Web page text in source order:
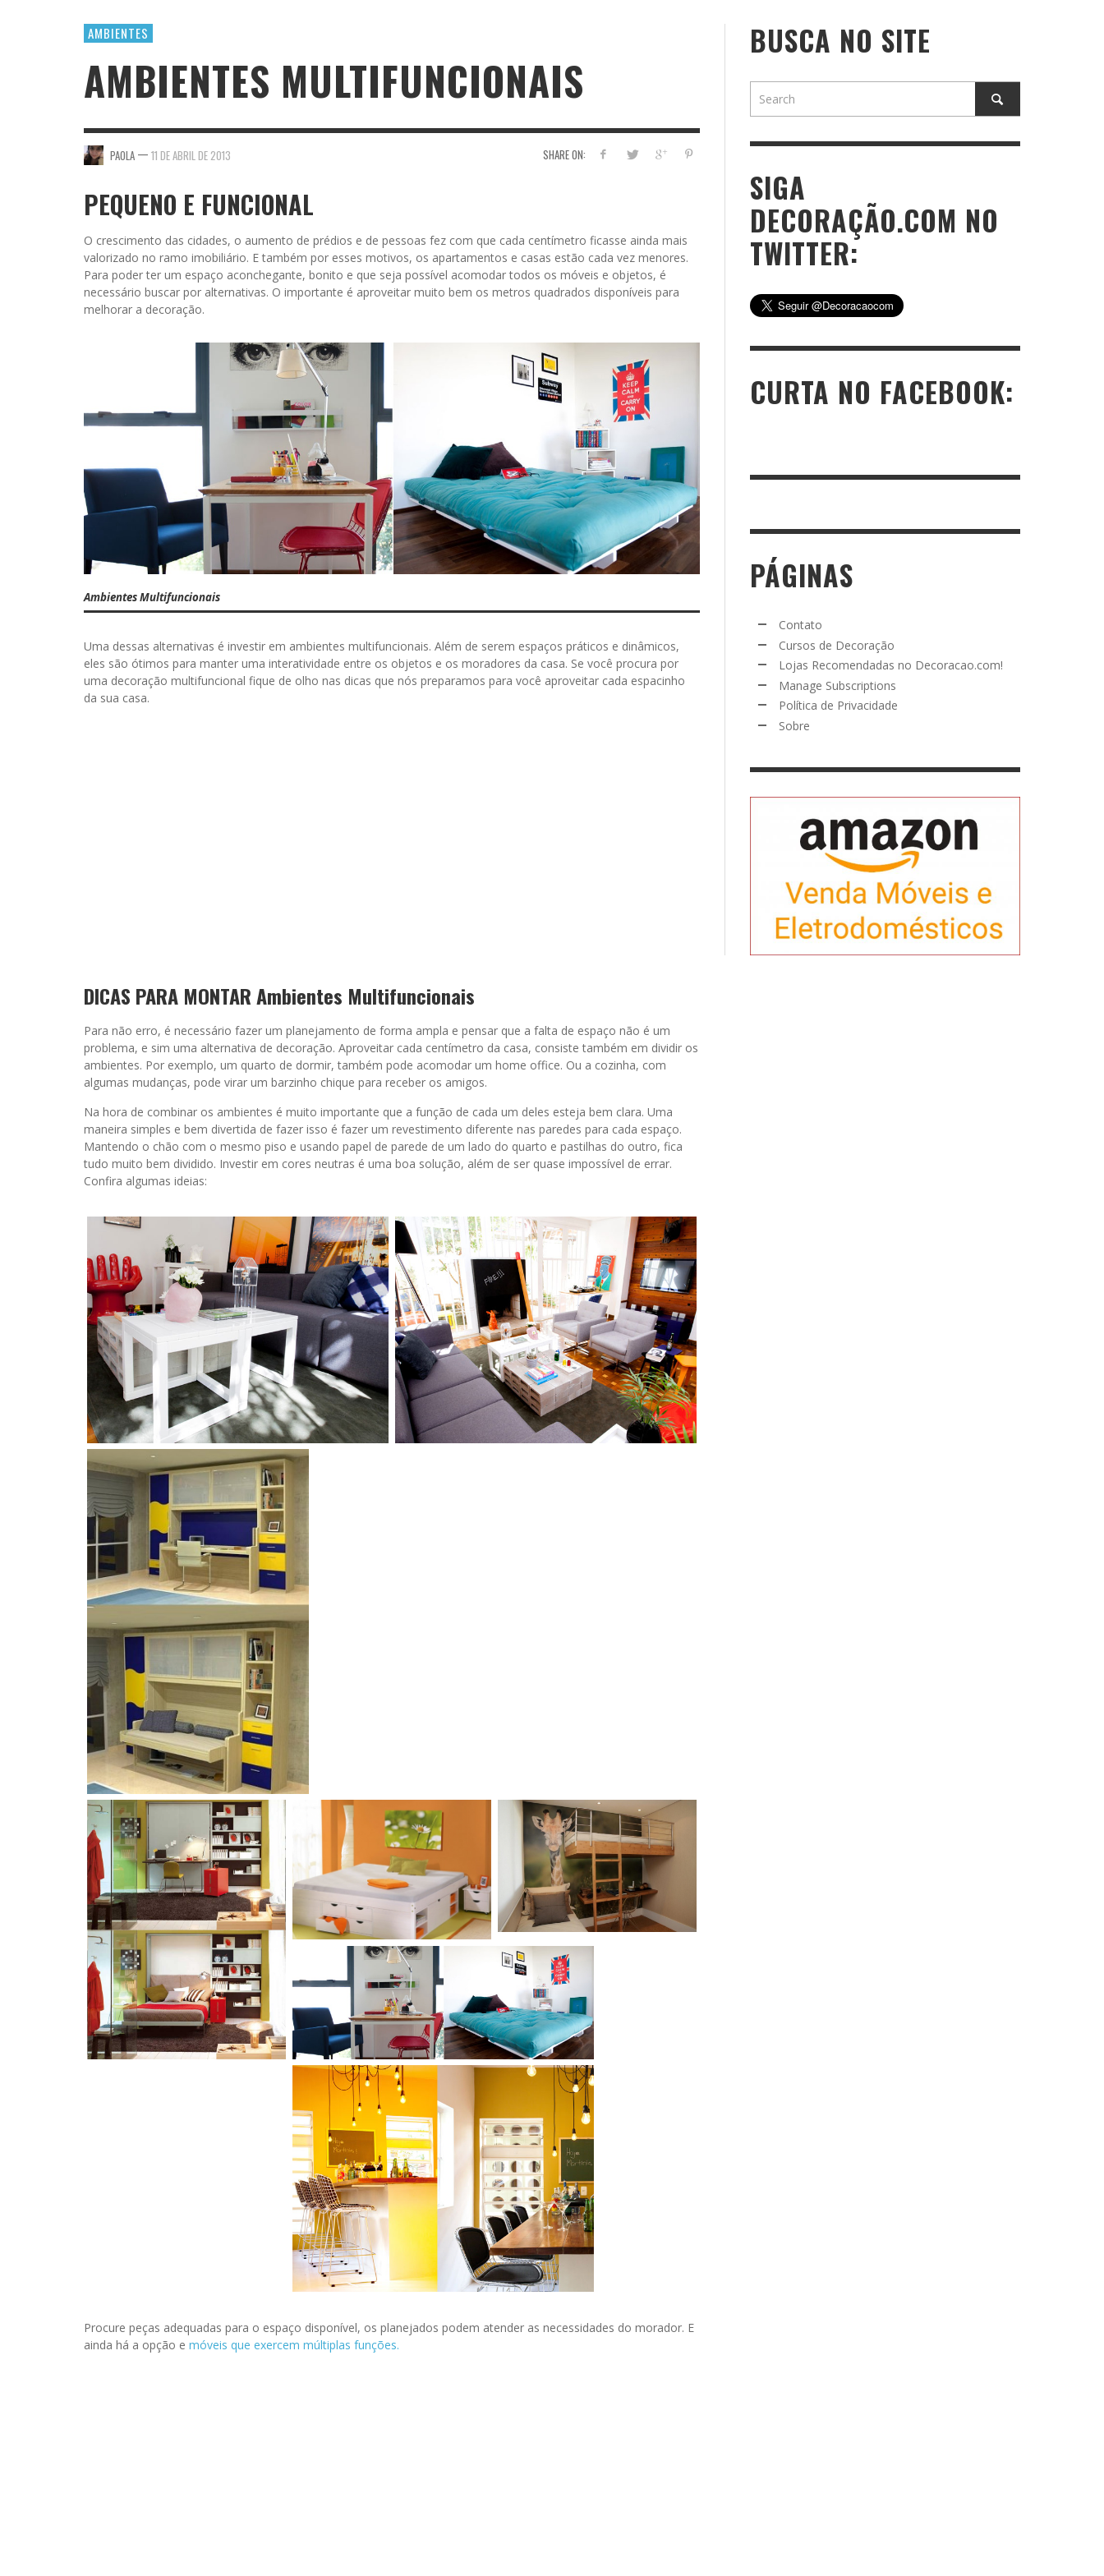
AMBIENTES
AMBIENTES MULTIFUNCIONAIS
SHARE ON:
PAOLA — 11 DE ABRIL DE 2013
PEQUENO E FUNCIONAL
O crescimento das cidades, o aumento de prédios e de pessoas fez com que cada centímetro ficasse ainda mais
valorizado no ramo imobiliário. E também por esses motivos, os apartamentos e casas estão cada vez menores.
Para poder ter um espaço aconchegante, bonito e que seja possível acomodar todos os móveis e objetos, é
necessário buscar por alternativas. O importante é aproveitar muito bem os metros quadrados disponíveis para
melhorar a decoração.
Ambientes Multifuncionais
Uma dessas alternativas é investir em ambientes multifuncionais. Além de serem espaços práticos e dinâmicos,
eles são ótimos para manter uma interatividade entre os objetos e os moradores da casa. Se você procura por
uma decoração multifuncional fique de olho nas dicas que nós preparamos para você aproveitar cada espacinho
da sua casa.
DICAS PARA MONTAR Ambientes Multifuncionais
Para não erro, é necessário fazer um planejamento de forma ampla e pensar que a falta de espaço não é um
problema, e sim uma alternativa de decoração. Aproveitar cada centímetro da casa, consiste também em dividir os
ambientes. Por exemplo, um quarto de dormir, também pode acomodar um home office. Ou a cozinha, com
algumas mudanças, pode virar um barzinho chique para receber os amigos.
Na hora de combinar os ambientes é muito importante que a função de cada um deles esteja bem clara. Uma
maneira simples e bem divertida de fazer isso é fazer um revestimento diferente nas paredes para cada espaço.
Mantendo o chão com o mesmo piso e usando papel de parede de um lado do quarto e pastilhas do outro, fica
tudo muito bem dividido. Investir em cores neutras é uma boa solução, além de ser quase impossível de errar.
Confira algumas ideias:
Procure peças adequadas para o espaço disponível, os planejados podem atender as necessidades do morador. E
ainda há a opção e móveis que exercem múltiplas funções.
BUSCA NO SITE
SIGA
DECORAÇÃO.COM NO
TWITTER:
CURTA NO FACEBOOK:
PÁGINAS
Contato
Cursos de Decoração
Lojas Recomendadas no Decoracao.com!
Manage Subscriptions
Política de Privacidade
Sobre